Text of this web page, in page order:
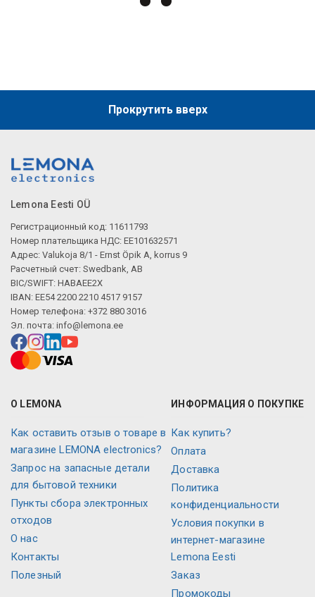
Описание искусственного интеллекта
Описание искусственного интеллекта
Прокрутить вверх
Lemona Eesti OÜ
Регистрационный код: 11611793
Номер плательщика НДС: EE101632571
Адрес: Valukoja 8/1 - Ernst Öpik A, korrus 9
Расчетный счет: Swedbank, AB
BIC/SWIFT: HABAEE2X
IBAN: EE54 2200 2210 4517 9157
Номер телефона: +372 880 3016
Эл. почта: info@lemona.ee
О LEMONA
Как оставить отзыв о товаре в
магазине LEMONA electronics?
Запрос на запасные детали
для бытовой техники
Пункты сбора электронных
отходов
О нас
Контакты
Полезный
ИНФОРМАЦИЯ О ПОКУПКЕ
Как купить?
Оплата
Доставка
Политика
конфиденциальности
Условия покупки в
интернет-магазине
Lemona Eesti
Заказ
Промокоды